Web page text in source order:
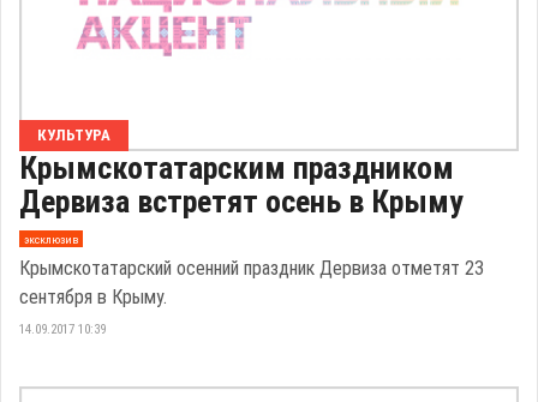
КУЛЬТУРА
Крымскотатарским праздником
Дервиза встретят осень в Крыму
эксклюзив
Крымскотатарский осенний праздник Дервиза отметят 23
сентября в Крыму.
14.09.2017 10:39